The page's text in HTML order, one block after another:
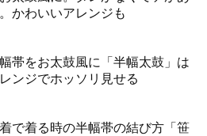
かわいいアレンジも
帯をお太鼓風に「半幅太鼓」は
ンジでホッソリ見せる
で着る時の半幅帯の結び方「笹